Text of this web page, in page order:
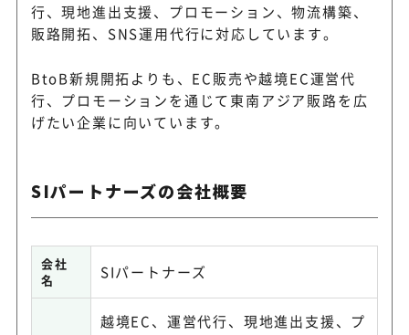
行、現地進出支援、プロモーション、物流構築、
販路開拓、SNS運用代行に対応しています。
BtoB新規開拓よりも、EC販売や越境EC運営代
行、プロモーションを通じて東南アジア販路を広
げたい企業に向いています。
SIパートナーズの会社概要
会社
名
SIパートナーズ
越境EC、運営代行、現地進出支援、プ